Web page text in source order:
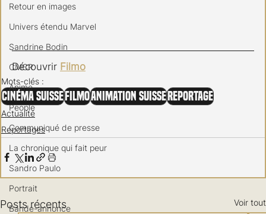
Retour en images
Univers étendu Marvel
Sandrine Bodin
CMCR
Anime
People
Communiqué de presse
La chronique qui fait peur
Sandro Paulo
Portrait
Bande-annonce
Découvrir Filmo
Mots-clés :
Cinéma Suisse FILMOAnimation suisse Reportage
Actualité
Reportages
Posts récents Voir tout